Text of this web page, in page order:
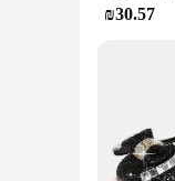
₪30.57